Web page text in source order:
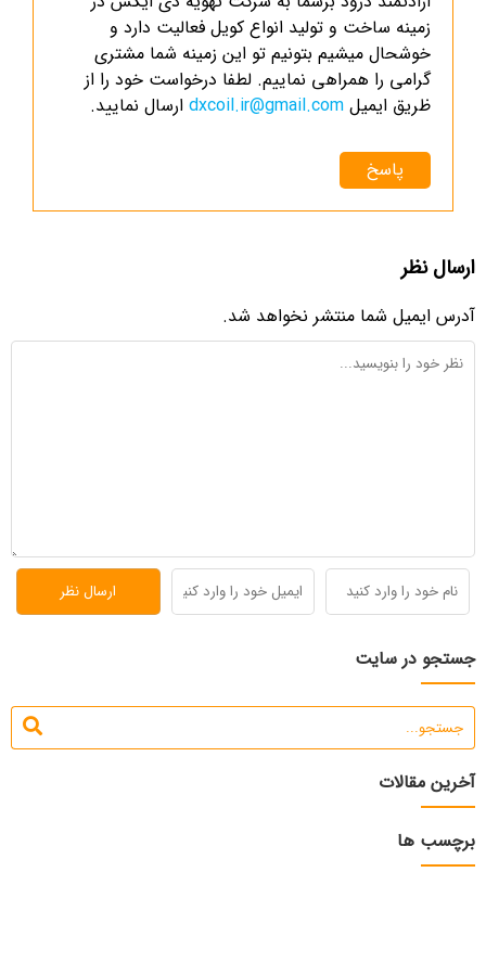
زمینه ساخت و تولید انواع کویل فعالیت دارد و
خوشحال میشیم بتونیم تو این زمینه شما مشتری
گرامی را همراهی نماییم. لطفا درخواست خود را از
ظریق ایمیل dxcoil.ir@gmail.com ارسال نمایید.
پاسخ
ارسال نظر
آدرس ایمیل شما منتشر نخواهد شد.
جستجو در سایت
آخرین مقالات
برچسب ها